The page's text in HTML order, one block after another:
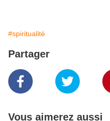
#spiritualité
Partager
Vous aimerez aussi